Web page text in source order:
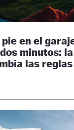
en el
minutos:
las